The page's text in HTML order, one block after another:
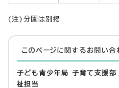
(注)分園は別掲
このページに関する お問い合
子ども青少年局 子育て支援
祉担当